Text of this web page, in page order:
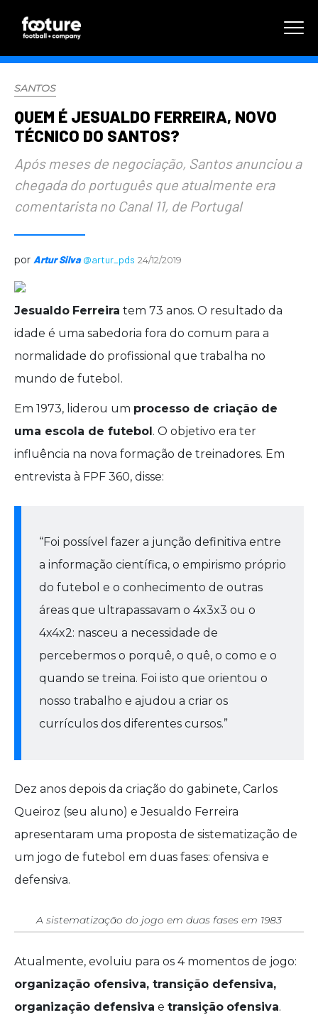
SANTOS
QUEM É JESUALDO FERREIRA, NOVO
TÉCNICO DO SANTOS?
Após meses de negociação, Santos anunciou a
chegada do português que atualmente era
comentarista no Canal 11, de Portugal
por Artur Silva @artur_pds 24/12/2019
Jesualdo Ferreira tem 73 anos. O resultado da
idade é uma sabedoria fora do comum para a
normalidade do profissional que trabalha no
mundo de futebol.
Em 1973, liderou um processo de criação de
uma escola de futebol . O objetivo era ter
influência na nova formação de treinadores. Em
entrevista à FPF 360, disse:
“Foi possível fazer a junção definitiva entre
a informação científica, o empirismo próprio
do futebol e o conhecimento de outras
áreas que ultrapassavam o 4x3x3 ou o
4x4x2: nasceu a necessidade de
percebermos o porquê, o quê, o como e o
quando se treina. Foi isto que orientou o
nosso trabalho e ajudou a criar os
currículos dos diferentes cursos.”
Dez anos depois da criação do gabinete, Carlos
Queiroz (seu aluno) e Jesualdo Ferreira
apresentaram uma proposta de sistematização de
um jogo de futebol em duas fases: ofensiva e
defensiva.
A sistematização do jogo em duas fases em 1983
Atualmente, evoluiu para os 4 momentos de jogo:
organização ofensiva, transição defensiva,
organização defensiva e transição ofensiva.